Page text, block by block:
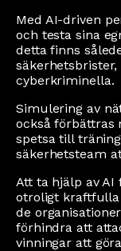
Med AI-driven
och testa sina
detta finns
cyberkriminella.
Simulering av
också förbättras
spetsa till
säkerhetsteam
Att ta hjälp av
otroligt
de
förhindra att
vinningar att